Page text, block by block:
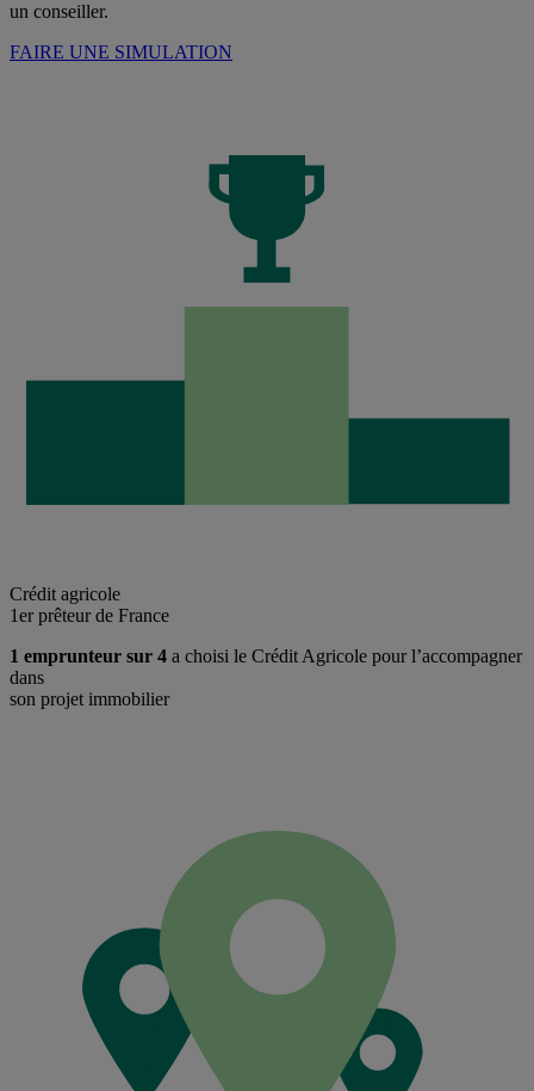
un conseiller.
FAIRE UNE SIMULATION
Crédit agricole
1er prêteur de France
1 emprunteur sur 4 a choisi le Crédit Agricole pour l’accompagner
dans
son projet immobilier